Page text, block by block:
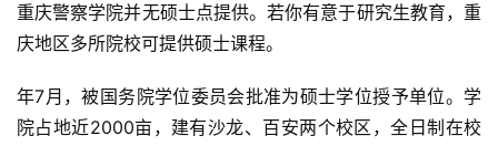
重庆警察学院并无硕士点提供。若你有意于研究生教育，重
庆地区多所院校可提供硕士课程。
年7月，被国务院学位委员会批准为硕士学位授予单位。学
院占地近2000亩，建有沙龙、百安两个校区，全日制在校